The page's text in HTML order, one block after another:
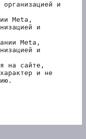
и
Meta,
и
Meta,
и
на сайте,
и не